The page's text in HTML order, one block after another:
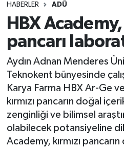
HABERLER ADÜ
HBX Academy,
pancarı
Aydın Adnan Menderes
Teknokent bünyesinde
Karya Farma HBX Ar-Ge
kırmızı pancarın doğal
zenginliği ve bilimsel
olabilecek potansiyeline
Academy, kırmızı
Tüm Manşetler
Son Dakika Haberleri
Haber Arşivi